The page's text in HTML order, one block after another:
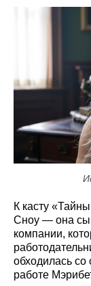
К касту
Сноу — она
компании,
обходилась со
работе